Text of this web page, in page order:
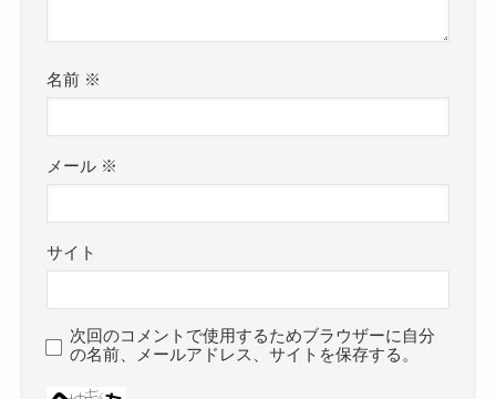
名前 ※
メール ※
サイト
次回のコメントで使用するためブラウザーに自分
の名前、メールアドレス、サイトを保存する。